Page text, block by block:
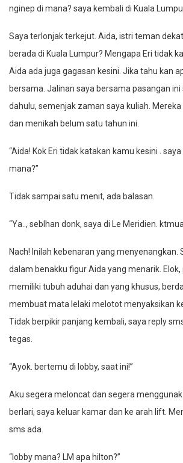
nginep di mana? saya kembali di Kuala
Saya terlonjak terkejut. Aida, istri teman
berada di Kuala Lumpur? Mengapa Eri tidak
Aida ada juga gagasan kesini. Jika tahu kan
bersama. Jalinan saya bersama pasangan
dahulu, semenjak zaman saya kuliah.
dan menikah belum satu tahun ini.
“Aida! Kok Eri tidak katakan kamu kesini .
mana?”
Tidak sampai satu menit, ada balasan.
“Ya.., seblhan donk, saya di Le Meridien.
Nach! Inilah kebenaran yang menyenangkan.
dalam benakku figur Aida yang menarik. Elok,
memiliki tubuh aduhai dan yang khusus,
membuat mata lelaki melotot menyaksikan
Tidak berpikir panjang kembali, saya reply
tegas.
“Ayok. bertemu di lobby, saat ini!”
Aku segera meloncat dan segera
berlari, saya keluar kamar dan ke arah lift.
sms ada.
“lobby mana? LM apa hilton?”